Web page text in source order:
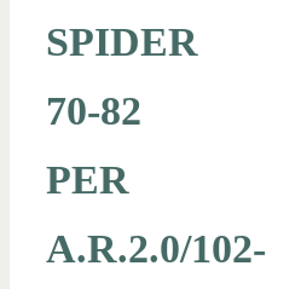
SPIDER
70-82
PER
A.R.2.0/102-